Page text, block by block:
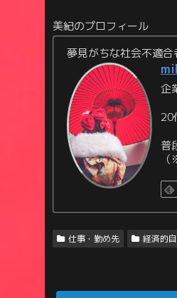
美紀のプロフィール
夢見がちな社会不適合
企
20
普
仕事・勤め先 経済的